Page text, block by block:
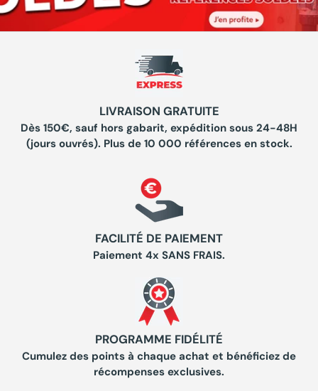
LIVRAISON GRATUITE
Dès 150€, sauf hors gabarit, expédition sous 24-48H
(jours ouvrés). Plus de 10 000 références en stock.
FACILITÉ DE PAIEMENT
Paiement 4x SANS FRAIS.
PROGRAMME FIDÉLITÉ
Cumulez des points à chaque achat et bénéficiez de
récompenses exclusives.